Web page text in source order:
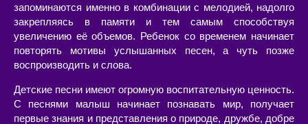
запоминаются именно в комбинации с мелодией, надолго
закрепляясь в памяти и тем самым способствуя
увеличению её объемов. Ребенок со временем начинает
повторять мотивы услышанных песен, а чуть позже
воспроизводить и слова.
Детские песни имеют огромную воспитательную ценность.
С песнями малыш начинает познавать мир, получает
первые знания и представления о природе, дружбе, добре